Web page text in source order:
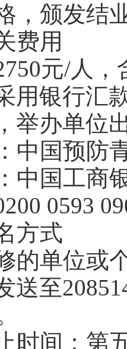
，颁发结
费用
元/人，
用银行汇
举办单位
中国预防
中国工商
0593
方式
的单位或
送至
间：第